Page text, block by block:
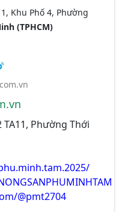
Khu Phố 4, Phường
(TPHCM)
TA11, Phường Thới
@pmt2704